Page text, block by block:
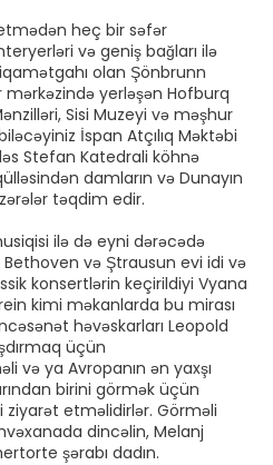
heç bir səfər
və geniş bağları ilə
olan Şönbrunn
mərkəzində yerləşən Hofburq
Sisi Muzeyi və məşhur
İspan Atçılıq Məktəbi
Stefan Katedrali köhnə
damların və Dunayın
təqdim edir.
ilə də eyni dərəcədə
və Ştrausun evi idi və
konsertlərin keçirildiyi Vyana
kimi məkanlarda bu mirası
həvəskarları Leopold
üçün
və ya Avropanın ən yaxşı
birini görmək üçün
etməlidirlər. Görməli
dincəlin, Melanj
şərabı dadın.